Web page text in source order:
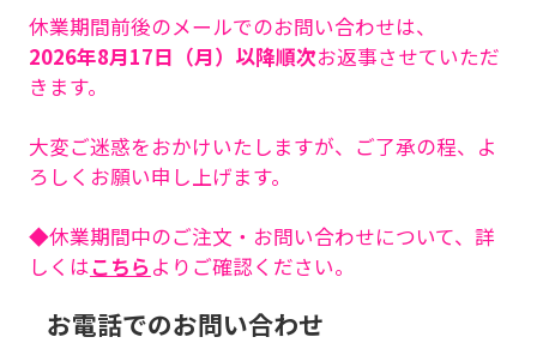
休業期間前後のメールでのお問い合わせは、
2026年8月17日（月）以降順次お返事させていただ
きます。
大変ご迷惑をおかけいたしますが、ご了承の程、よ
ろしくお願い申し上げます。
◆休業期間中のご注文・お問い合わせについて、詳
しくはこちら よりご確認ください。
お電話でのお問い合わせ